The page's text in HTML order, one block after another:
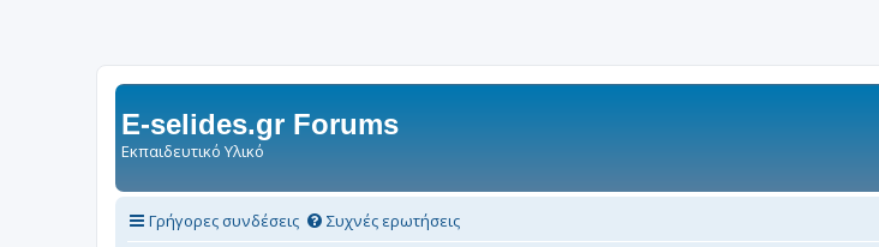
E-selides.gr Forums
Εκπαιδευτικό Υλικό
Γρήγορες συνδέσεις Συχνές ερωτήσεις